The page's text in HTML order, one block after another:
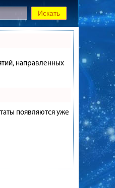
направленных
появляются уже